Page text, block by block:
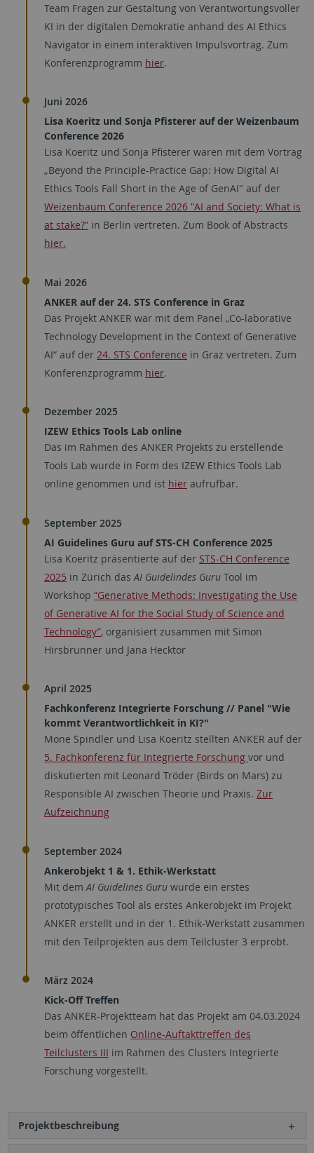
Team Fragen zur Gestaltung von Verantwortungsvoller
KI in der digitalen Demokratie anhand des AI Ethics
Navigator in einem interaktiven Impulsvortrag. Zum
Konferenzprogramm hier.
Juni 2026
Lisa Koeritz und Sonja Pfisterer auf der Weizenbaum
Conference 2026
Lisa Koeritz und Sonja Pfisterer waren mit dem Vortrag
„Beyond the Principle-Practice Gap: How Digital AI
Ethics Tools Fall Short in the Age of GenAI" auf der
Weizenbaum Conference 2026 "AI and Society: What is
at stake?” in Berlin vertreten. Zum Book of Abstracts
hier.
Mai 2026
ANKER auf der 24. STS Conference in Graz
Das Projekt ANKER war mit dem Panel „Co-laborative
Technology Development in the Context of Generative
AI“ auf der 24. STS Conference in Graz vertreten. Zum
Konferenzprogramm hier.
Dezember 2025
IZEW Ethics Tools Lab online
Das im Rahmen des ANKER Projekts zu erstellende
Tools Lab wurde in Form des IZEW Ethics Tools Lab
online genommen und ist hier aufrufbar.
September 2025
AI Guidelines Guru auf STS-CH Conference 2025
Lisa Koeritz präsentierte auf der STS-CH Conference
2025 in Zürich dasAI Guidelindes Guru Tool im
Workshop “Generative Methods: Investigating the Use
of Generative AI for the Social Study of Science and
Technology”, organisiert zusammen mit Simon
Hirsbrunner und Jana Hecktor
April 2025
Fachkonferenz Integrierte Forschung // Panel "Wie
kommt Verantwortlichkeit in KI?"
Mone Spindler und Lisa Koeritz stellten ANKER auf der
5. Fachkonferenz für Integrierte Forschung vor und
diskutierten mit Leonard Tröder (Birds on Mars) zu
Responsible AI zwischen Theorie und Praxis. Zur
Aufzeichnung
September 2024
Ankerobjekt 1 & 1. Ethik-Werkstatt
Mit demAI Guidelines Guru wurde ein erstes
prototypisches Tool als erstes Ankerobjekt im Projekt
ANKER erstellt und in der 1. Ethik-Werkstatt zusammen
mit den Teilprojekten aus dem Teilcluster 3 erprobt.
März 2024
Kick-Off Treffen
Das ANKER-Projektteam hat das Projekt am 04.03.2024
beim öffentlichen Online-Auftakttreffen des
Teilclusters III im Rahmen des Clusters Integrierte
Forschung vorgestellt.
Projektbeschreibung